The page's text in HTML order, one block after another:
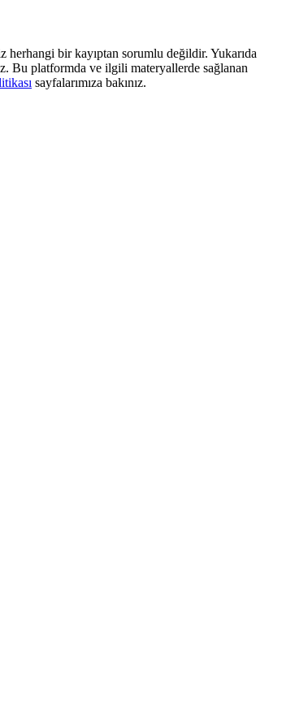
herhangi bir kayıptan sorumlu değildir. Yukarıda
Bu platformda ve ilgili materyallerde sağlanan
sayfalarımıza bakınız.